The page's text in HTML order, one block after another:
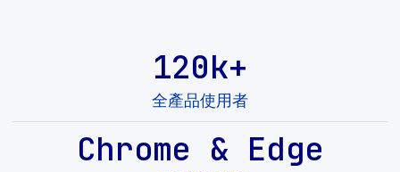
120k+
全產品使用者
Chrome & Edge